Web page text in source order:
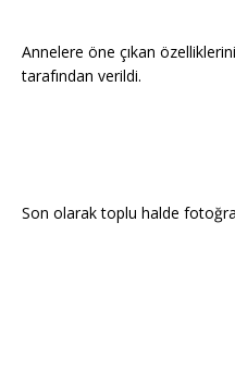
Annelere öne çıkan
tarafından verildi.
Son olarak toplu halde